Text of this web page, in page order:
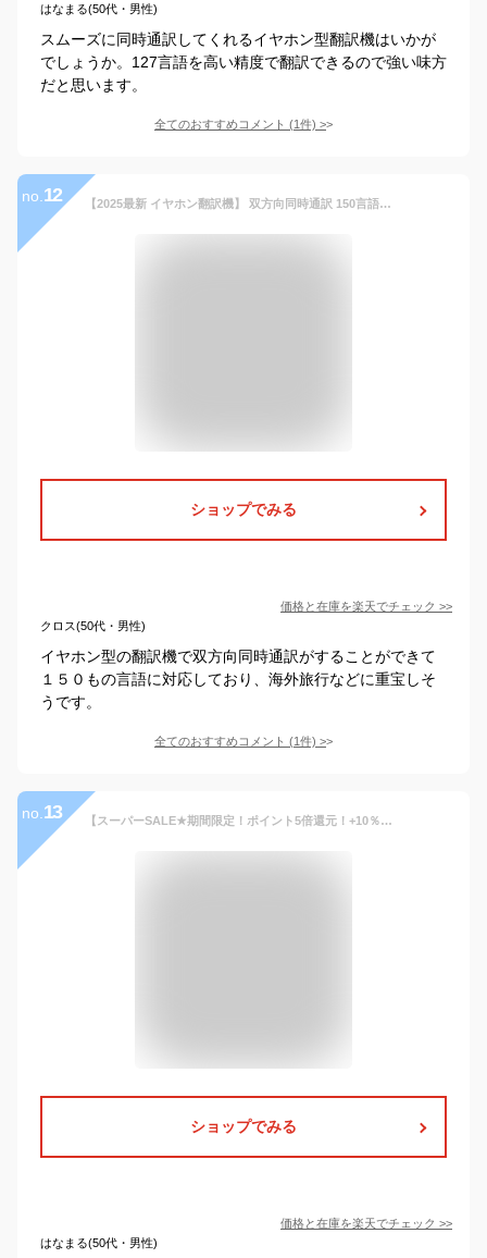
はなまる(50代・男性)
スムーズに同時通訳してくれるイヤホン型翻訳機はいかが
でしょうか。127言語を高い精度で翻訳できるので強い味方
だと思います。
全てのおすすめコメント (1件) >
no. 12 【2025最新 イヤホン翻訳機】 双方向同時通訳 150言語対応イヤホン翻訳機 三つ翻訳モード AI翻訳機 10言語オフライン対応 音楽·通話非対応 高精度 通訳機 軽量指向性ノイズ低減 音声翻訳機 Bluetooth接続 専用アプリ日本語対応 iOS&Android対応 海外旅行 出張日本語取説付属
ショップでみる
価格と在庫を楽天でチェック >>
クロス(50代・男性)
イヤホン型の翻訳機で双方向同時通訳がすることができて
１５０もの言語に対応しており、海外旅行などに重宝しそ
うです。
全てのおすすめコメント (1件) >
no. 13 【スーパーSALE★期間限定！ポイント5倍還元！+10％OFF】ワイヤレスイヤホン AI翻訳機能付 翻訳 翻訳機 翻訳イヤホン イヤホン型 翻訳機 150ヶ国語対応 同時通訳 ワイヤレス 海外旅行 観光 外国 ビジネス 音声案内 英語 中国語 日本語 フランス語 韓国語
ショップでみる
価格と在庫を楽天でチェック >>
はなまる(50代・男性)